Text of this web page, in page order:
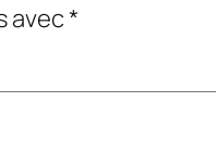
avec*